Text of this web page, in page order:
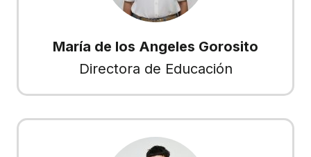
María de los Angeles Gorosito
Directora de Educación